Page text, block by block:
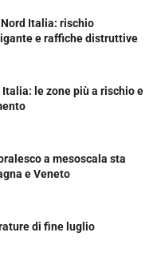
Nord Italia: rischio
e raffiche distruttive
le zone più a rischio e
a mesoscala sta
e Veneto
di fine luglio